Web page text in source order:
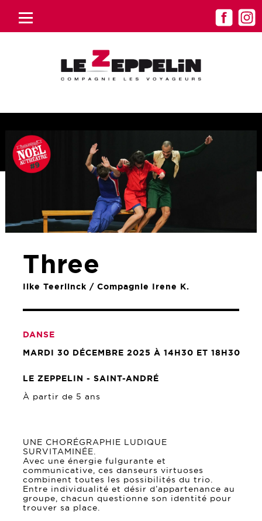
Three
Ilke Teerlinck / Compagnie Irene K.
DANSE
MARDI 30 DÉCEMBRE 2025 À 14H30 ET 18H30
LE ZEPPELIN - SAINT-ANDRÉ
À partir de 5 ans
UNE CHORÉGRAPHIE LUDIQUE
SURVITAMINÉE.
Avec une énergie fulgurante et
communicative, ces danseurs virtuoses
combinent toutes les possibilités du trio.
Entre individualité et désir d’appartenance au
groupe, chacun questionne son identité pour
trouver sa place.